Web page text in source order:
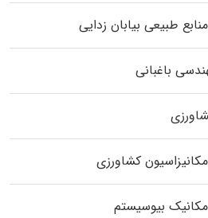
طبیعی بیابان زدایی
باغبانی
کشاورزی
بیوسیستم